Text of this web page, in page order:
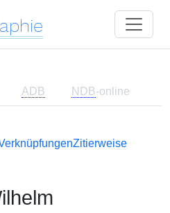
ADB NDB-online
Zitierweise